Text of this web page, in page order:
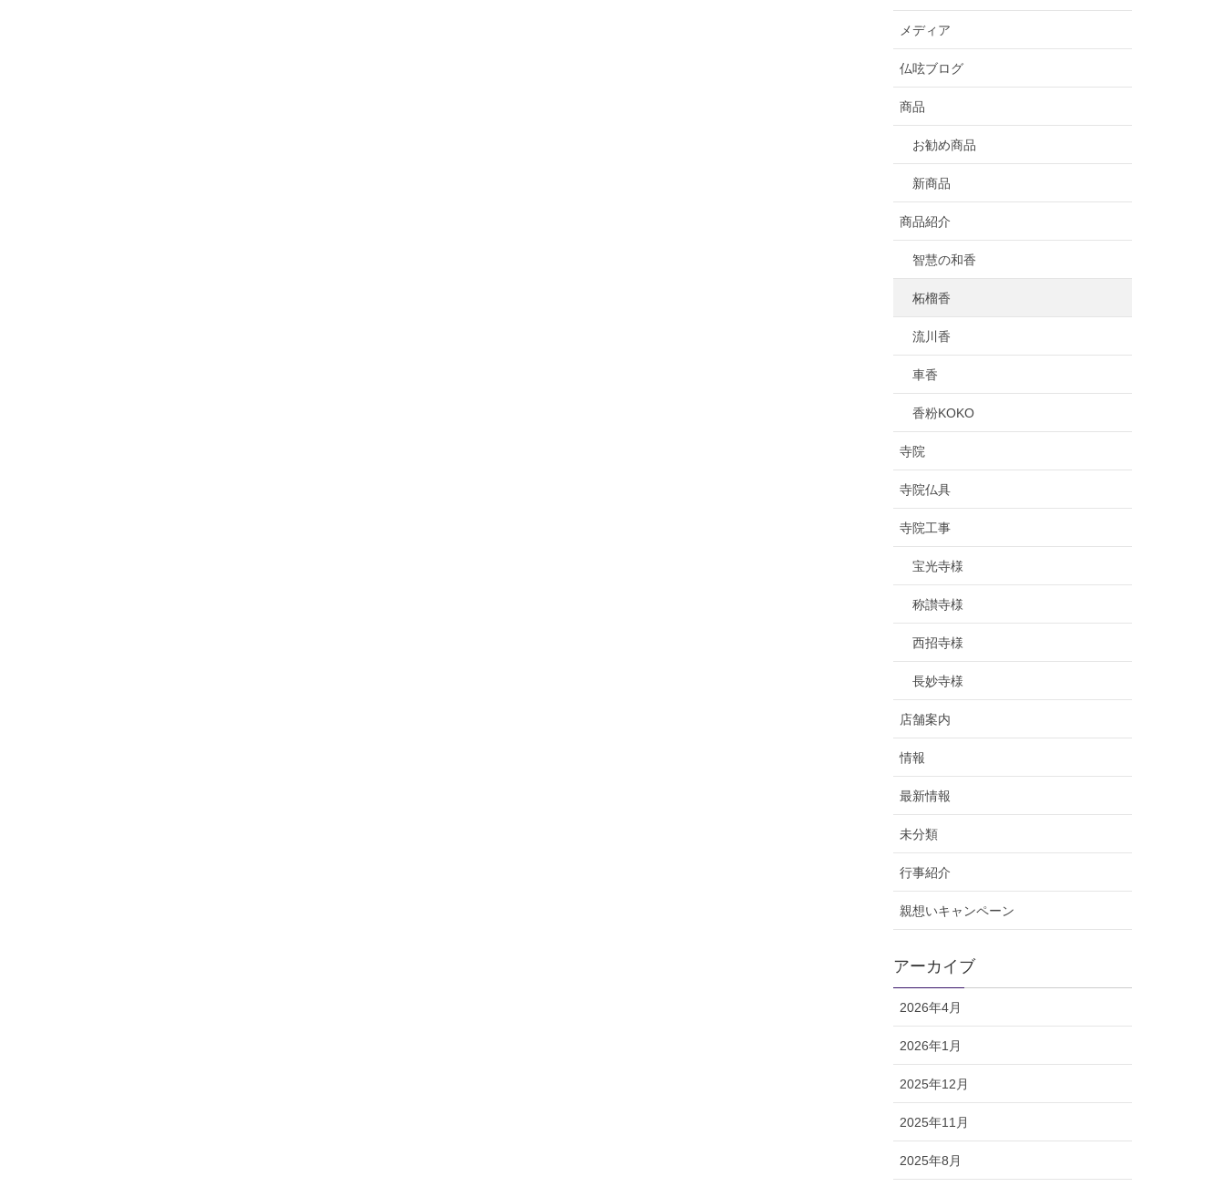
メディア
仏呟ブログ
商品
お勧め商品
新商品
商品紹介
智慧の和香
柘榴香
流川香
車香
香粉KOKO
寺院
寺院仏具
寺院工事
宝光寺様
称讃寺様
西招寺様
長妙寺様
店舗案内
情報
最新情報
未分類
行事紹介
親想いキャンペーン
アーカイブ
2026年4月
2026年1月
2025年12月
2025年11月
2025年8月